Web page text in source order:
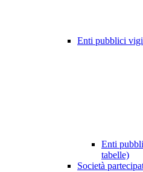
Enti pubblici
Enti
tabelle)
Società